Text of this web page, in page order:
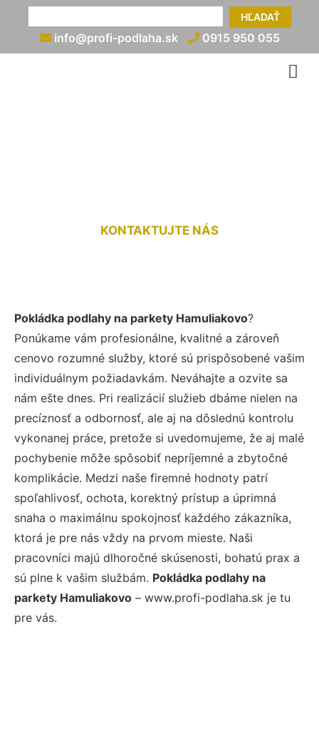
HĽADAŤ
info@profi-podlaha.sk 0915 950 055
KONTAKTUJTE NÁS
Pokládka podlahy na parkety Hamuliakovo?
Ponúkame vám profesionálne, kvalitné a zároveň
cenovo rozumné služby, ktoré sú prispôsobené vašim
individuálnym požiadavkám. Neváhajte a ozvite sa
nám ešte dnes. Pri realizácií služieb dbáme nielen na
precíznosť a odbornosť, ale aj na dôslednú kontrolu
vykonanej práce, pretože si uvedomujeme, že aj malé
pochybenie môže spôsobiť nepríjemné a zbytočné
komplikácie. Medzi naše firemné hodnoty patrí
spoľahlivosť, ochota, korektný prístup a úprimná
snaha o maximálnu spokojnosť každého zákazníka,
ktorá je pre nás vždy na prvom mieste. Naši
pracovníci majú dlhoročné skúsenosti, bohatú prax a
sú plne k vašim službám. Pokládka podlahy na
parkety Hamuliakovo – www.profi-podlaha.sk je tu
pre vás.